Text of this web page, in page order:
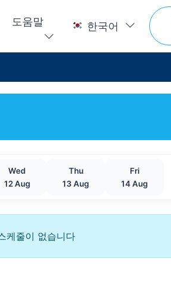
도움말 한국어
Wed
12 Aug
Thu
13 Aug
Fri
14 Aug
케줄이 없습니다